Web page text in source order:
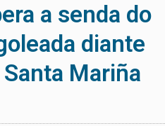
a senda do
diante
Mariña